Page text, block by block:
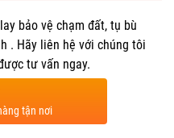
bảo vệ chạm đất, tụ bù
. Hãy liên hệ với chúng tôi
tư vấn ngay.
tận nơi